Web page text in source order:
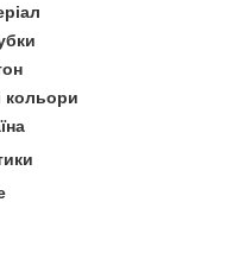
кольори